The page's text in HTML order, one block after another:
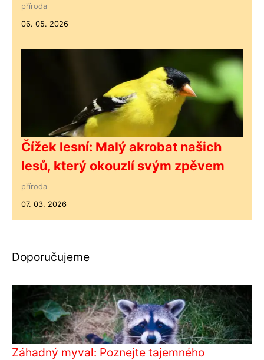
příroda
06. 05. 2026
Čížek lesní: Malý akrobat našich
lesů, který okouzlí svým zpěvem
příroda
07. 03. 2026
Doporučujeme
Záhadný myval: Poznejte tajemného